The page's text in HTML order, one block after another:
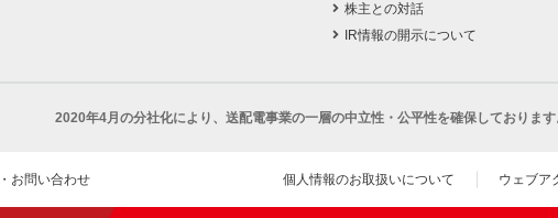
株主との対話
IR情報の開示について
2020年4月の分社化により、 送配電事業の一層の中立性・公平性を確保しております
お問い合わせ 個人情報のお取扱いについて ウェブア